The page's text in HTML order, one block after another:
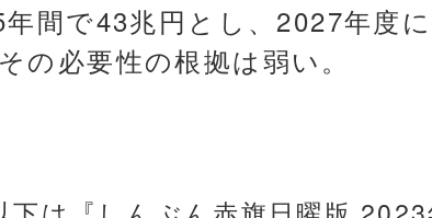
間で43兆円とし、2027年度
の必要性の根拠は弱い。